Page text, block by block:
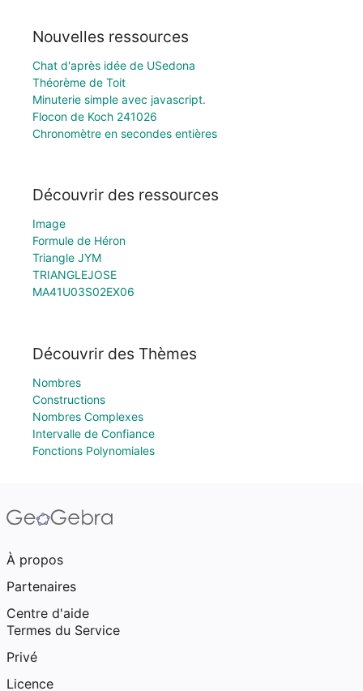
Nouvelles ressources
Chat d'après idée de USedona
Théorème de Toit
Minuterie simple avec javascript.
Flocon de Koch 241026
Chronomètre en secondes entières
Découvrir des ressources
Image
Formule de Héron
Triangle JYM
TRIANGLEJOSE
MA41U03S02EX06
Découvrir des Thèmes
Nombres
Constructions
Nombres Complexes
Intervalle de Confiance
Fonctions Polynomiales
À propos
Partenaires
Centre d'aide
Termes du Service
Privé
Licence